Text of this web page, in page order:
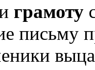
грамоту
письму